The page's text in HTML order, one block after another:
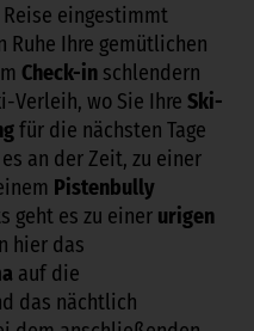
eingestimmt
Ruhe Ihre gemütlichen
Check-in schlendern
Verleih, wo Sie Ihre Ski-
für die nächsten Tage
an der Zeit, zu einer
Pistenbully
geht es zu einer urigen
hier das
auf die
das nächtlich